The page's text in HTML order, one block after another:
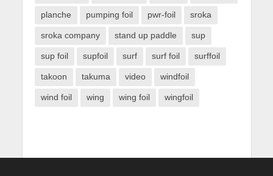
planche pumping foil pwr-foil sroka
sroka company stand up paddle sup
sup foil supfoil surf surf foil surffoil
takoon takuma video windfoil
wind foil wing wing foil wingfoil